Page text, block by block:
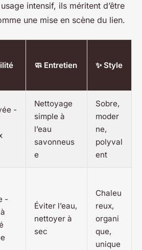
intensif, ils méritent d’être
une mise en scène du lien.
🧼 Entretien ✨ Style
-
Nettoyage
simple à
l’eau
savonneus
e
Sobre,
moder
ne,
polyval
ent
-
Éviter l’eau,
nettoyer à
sec
Chaleu
reux,
organi
que,
unique